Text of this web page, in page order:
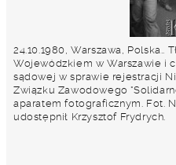
24.10.1980, Warszawa, Polska..
Wojewódzkiem w Warszawie i
sądowej w sprawie rejestracji
Związku Zawodowego
aparatem fotograficznym. Fot.
udostępnił Krzysztof Frydrych.